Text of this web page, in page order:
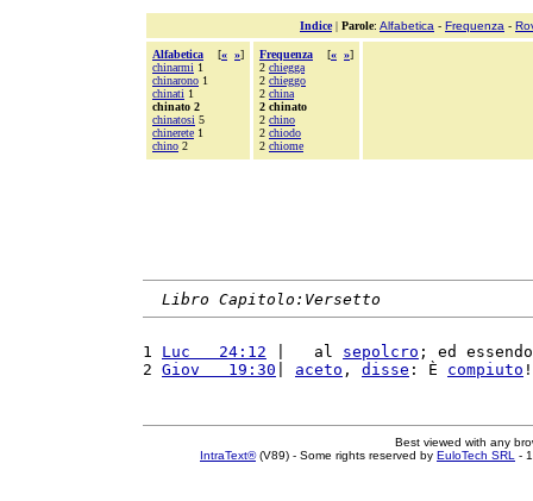
Indice| Parole: Alfabetica - Frequenza -
Alfabetica [« »]
chinarmi 1
chinarono 1
chinati 1
chinato 2
chinatosi 5
chinerete 1
chino 2
Frequenza [« »]
2 chiegga
2 chieggo
2 china
2 chinato
2 chino
2 chiodo
2 chiome
Libro Capitolo:Versetto
1 Luc   24:12 |   al sepolcro ; ed
2 Giov   19:30 aceto , disse : È compiuto
Best viewed with any
IntraText®(V89) - Some rights reserved by EuloTech SRL -